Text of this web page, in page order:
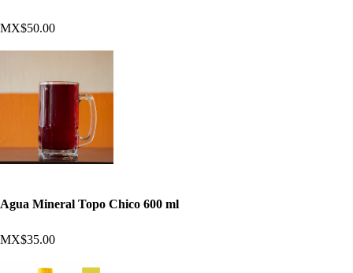
MX$50.00
Agua Mineral Topo Chico 600 ml
MX$35.00